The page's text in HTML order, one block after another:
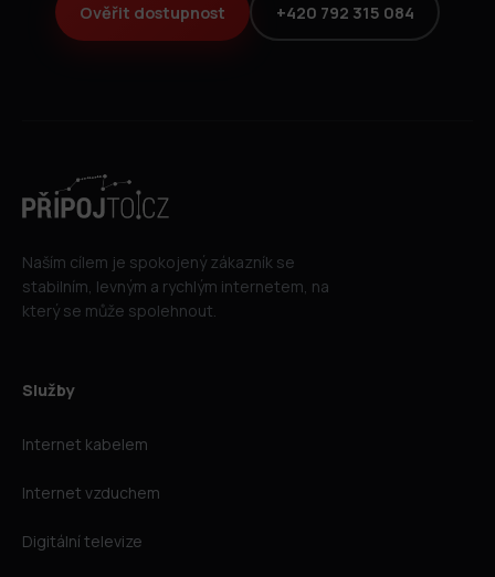
Ověřit dostupnost +420 792 315 084
Naším cílem je spokojený zákazník se
stabilním, levným a rychlým internetem, na
který se může spolehnout.
Služby
Internet kabelem
Internet vzduchem
Digitální televize